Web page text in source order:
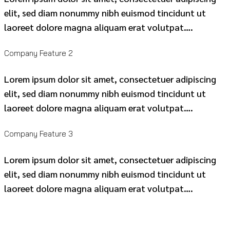
elit, sed diam nonummy nibh euismod tincidunt ut
laoreet dolore magna aliquam erat volutpat….
Company Feature 2
Lorem ipsum dolor sit amet, consectetuer adipiscing
elit, sed diam nonummy nibh euismod tincidunt ut
laoreet dolore magna aliquam erat volutpat….
Company Feature 3
Lorem ipsum dolor sit amet, consectetuer adipiscing
elit, sed diam nonummy nibh euismod tincidunt ut
laoreet dolore magna aliquam erat volutpat….